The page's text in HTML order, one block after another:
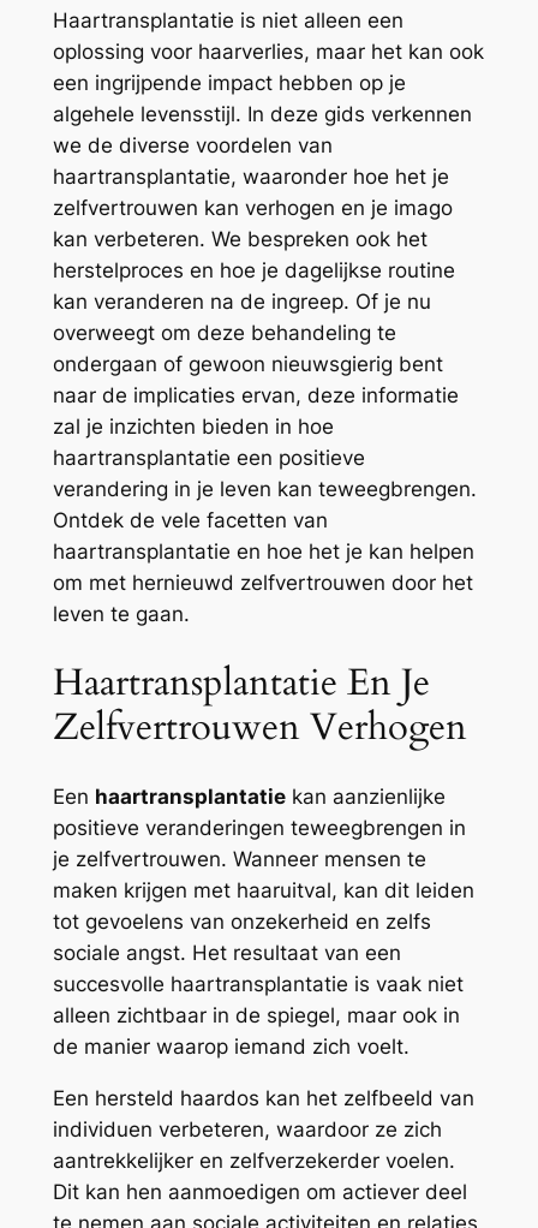
Haartransplantatie is niet alleen een
oplossing voor haarverlies, maar het kan ook
een ingrijpende impact hebben op je
algehele levensstijl. In deze gids verkennen
we de diverse voordelen van
haartransplantatie, waaronder hoe het je
zelfvertrouwen kan verhogen en je imago
kan verbeteren. We bespreken ook het
herstelproces en hoe je dagelijkse routine
kan veranderen na de ingreep. Of je nu
overweegt om deze behandeling te
ondergaan of gewoon nieuwsgierig bent
naar de implicaties ervan, deze informatie
zal je inzichten bieden in hoe
haartransplantatie een positieve
verandering in je leven kan teweegbrengen.
Ontdek de vele facetten van
haartransplantatie en hoe het je kan helpen
om met hernieuwd zelfvertrouwen door het
leven te gaan.
Haartransplantatie En Je
Zelfvertrouwen Verhogen
Een haartransplantatiekan aanzienlijke
positieve veranderingen teweegbrengen in
je zelfvertrouwen. Wanneer mensen te
maken krijgen met haaruitval, kan dit leiden
tot gevoelens van onzekerheid en zelfs
sociale angst. Het resultaat van een
succesvolle haartransplantatie is vaak niet
alleen zichtbaar in de spiegel, maar ook in
de manier waarop iemand zich voelt.
Een hersteld haardos kan het zelfbeeld van
individuen verbeteren, waardoor ze zich
aantrekkelijker en zelfverzekerder voelen.
Dit kan hen aanmoedigen om actiever deel
te nemen aan sociale activiteiten en relaties